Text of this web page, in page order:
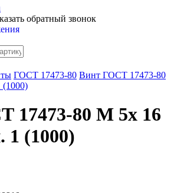
обратный звонок
ГОСТ 17473-80 Винт ГОСТ 17473-80
(1000)
17473-80 M 5x 16
1 (1000)